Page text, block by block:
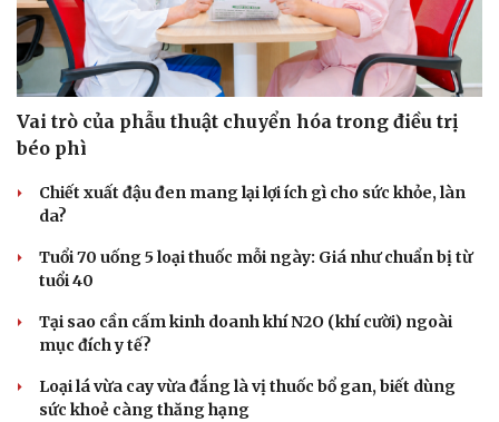
Vai trò của phẫu thuật chuyển hóa trong điều trị
béo phì
Chiết xuất đậu đen mang lại lợi ích gì cho sức khỏe, làn
da?
Tuổi 70 uống 5 loại thuốc mỗi ngày: Giá như chuẩn bị từ
tuổi 40
Tại sao cần cấm kinh doanh khí N2O (khí cười) ngoài
mục đích y tế?
Loại lá vừa cay vừa đắng là vị thuốc bổ gan, biết dùng
sức khoẻ càng thăng hạng